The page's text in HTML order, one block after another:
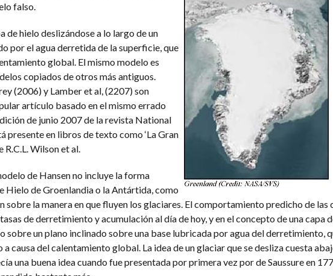
falso.
de hielo deslizándose a lo largo de un
por el agua derretida de la superficie, que
global. El mismo modelo es
copiados de otros más antiguos.
(2006) y Lamber et al, (2207) son
artículo basado en el mismo errado
de junio 2007 de la revista National
presente en libros de texto como ‘La Gran
R.C.L. Wilson et al.
de Hansen no incluye la forma
Hielo de Groenlandia o la Antártida, como
sobre la manera en que fluyen los glaciares. El comportamiento predicho de las
de derretimiento y acumulación al día de hoy, y en el concepto de una capa
sobre un plano inclinado sobre una base lubricada por agua del derretimiento,
causa del calentamiento global. La idea de un glaciar que se desliza cuesta
una buena idea cuando fue presentada por primera vez por de Saussure en